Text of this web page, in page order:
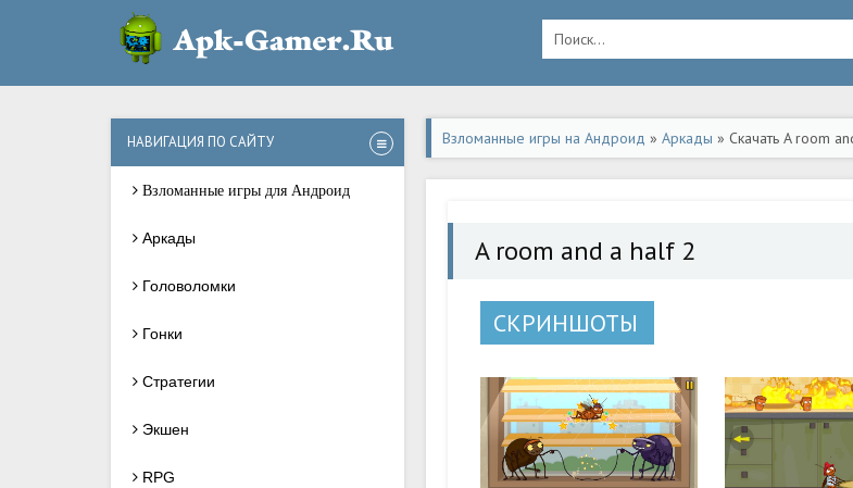
НАВИГАЦИЯ ПО САЙТУ
Взломанные игры для Андроид
Аркады
Головоломки
Гонки
Стратегии
Экшен
RPG
Взломанные игры на Андроид » Аркады » Скачать A room
A room and a half 2
СКРИНШОТЫ